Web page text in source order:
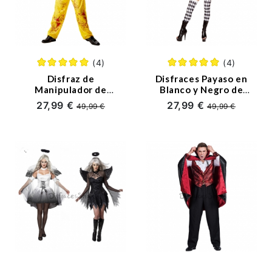
(4)
Disfraz de
Manipulador de
Desechos Médicos
para Adulto
27,99 €49,99 €
(4)
Disfraces Payaso en
Blanco y Negro de
Halloween para
Mujer
27,99 €49,99 €